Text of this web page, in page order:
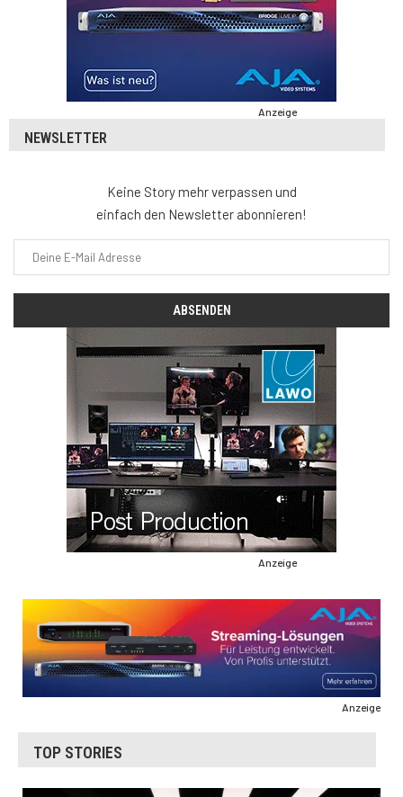
Anzeige
NEWSLETTER
Keine Story mehr verpassen und
einfach den Newsletter abonnieren!
Anzeige
Anzeige
TOP STORIES